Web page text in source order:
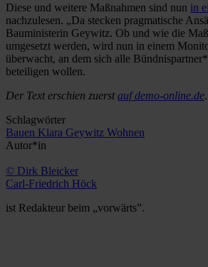
Diese und weitere Maßnahmen sind nun in
nachzulesen. „Da stecken pragmatische
Bauministerin Geywitz. Ob und wie die
umgesetzt werden, wird nun in einem
überwacht, an dem sich alle
beteiligen wollen.
Der Text erschien zuerstauf demo-online.de.
Schlagwörter
Bauen Klara Geywitz Wohnen
Autor*in
© Dirk Bleicker
Carl-Friedrich Höck
ist Redakteur beim „vorwärts”.